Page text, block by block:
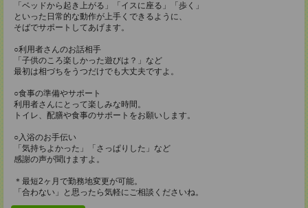
「ベッドから起き上がる」「イスに座る」「歩く」
といった日常的な動作が上手くできるように、
そばでサポートしてあげます。
○利用者さんのお話相手
「子供のころ楽しかった遊びは？」など
最初は相づちをうつだけでも大丈夫ですよ。
○食事の準備やサポート
利用者さんにとって楽しみな時間。
トイレ、配膳や食事のサポートをお願いします。
○入浴のお手伝い
「気持ちよかった」「さっぱりした」など
感謝の声が聞けますよ。
＊最短2ヶ月で勤務地変更が可能。
「合わない」と思ったら気軽にご相談くださいね。